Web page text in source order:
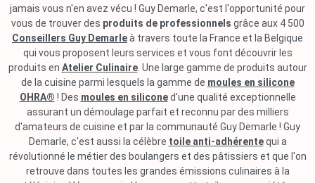
jamais vous n'en avez vécu ! Guy Demarle, c'est l'opportunité pour
vous de trouver des produits de professionnels grâce aux 4 500
Conseillers Guy Demarleà travers toute la France et la Belgique
qui vous proposent leurs services et vous font découvrir les
produits en Atelier Culinaire. Une large gamme de produits autour
de la cuisine parmi lesquels la gamme de moules en silicone
OHRA® ! Des moules en siliconed'une qualité exceptionnelle
assurant un démoulage parfait et reconnu par des milliers
d'amateurs de cuisine et par la communauté Guy Demarle ! Guy
Demarle, c'est aussi la célèbre toile anti-adhérentequi a
révolutionné le métier des boulangers et des pâtissiers et que l'on
retrouve dans toutes les grandes émissions culinaires à la